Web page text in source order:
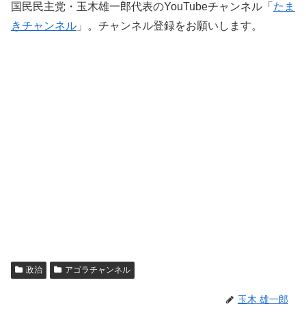
国民民主党・玉木雄一郎代表のYouTubeチャンネル「 たま
きチャンネル 」。チャンネル登録をお願いします。
政治 アゴラチャンネル
玉木 雄一郎